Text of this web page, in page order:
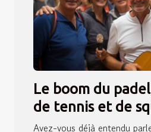
Le boom du
de tennis et de
Avez-vous déjà entendu